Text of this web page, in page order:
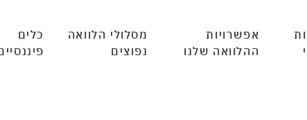
אפשרויות
ההלוואה שלנו
מסלולי הלוואה
נפוצים
כלים